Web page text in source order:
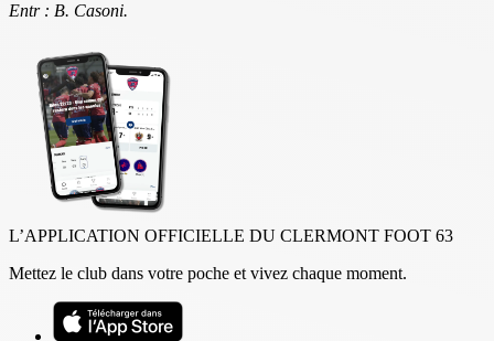
Entr : B. Casoni.
L’APPLICATION OFFICIELLE DU CLERMONT FOOT 63
Mettez le club dans votre poche et vivez chaque moment.